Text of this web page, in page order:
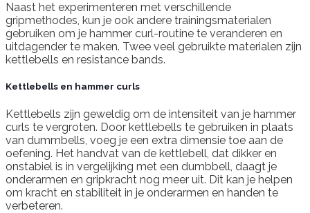
Naast het experimenteren met verschillende
gripmethodes, kun je ook andere trainingsmaterialen
gebruiken om je hammer curl-routine te veranderen en
uitdagender te maken. Twee veel gebruikte materialen zijn
kettlebells en resistance bands.
Kettlebells en hammer curls
Kettlebells zijn geweldig om de intensiteit van je hammer
curls te vergroten. Door kettlebells te gebruiken in plaats
van dummbells, voeg je een extra dimensie toe aan de
oefening. Het handvat van de kettlebell, dat dikker en
onstabiel is in vergelijking met een dumbbell, daagt je
onderarmen en gripkracht nog meer uit. Dit kan je helpen
om kracht en stabiliteit in je onderarmen en handen te
verbeteren.